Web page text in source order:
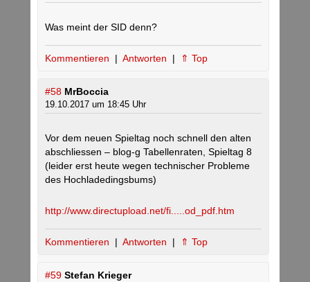
Was meint der SID denn?
Kommentieren | Antworten | ⇑ Top
#58 MrBoccia
19.10.2017 um 18:45 Uhr
Vor dem neuen Spieltag noch schnell den alten
abschliessen – blog-g Tabellenraten, Spieltag 8
(leider erst heute wegen technischer Probleme
des Hochladedingsbums)
http://www.directupload.net/fi.....od_pdf.htm
Kommentieren | Antworten | ⇑ Top
#59 Stefan Krieger